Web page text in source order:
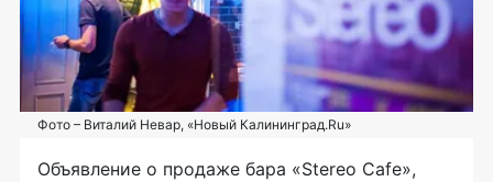
Фото – Виталий Невар, «Новый Калининград.Ru»
Объявление о продаже бара «Stereo Cafe»,